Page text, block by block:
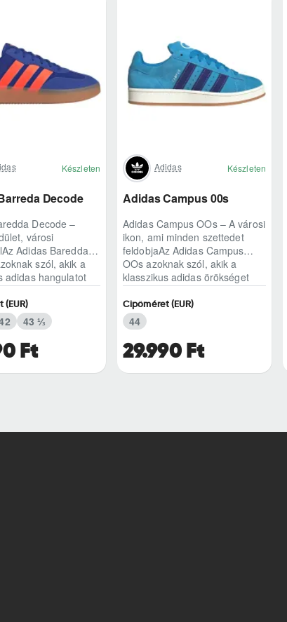
Készleten
Decode
Decode –
városi
Adidas Baredda
szól, akik a
adidas hangulatot
..
Ft
(EUR)
43 ⅓
Adidas Készleten
Adidas Campus 00s
Adidas Campus OOs – A városi
ikon, ami minden szettedet
feldobjaAz Adidas Campus
OOs azoknak szól, akik a
klasszikus adidas örökséget
modern, kétezres..
29.990 Ft
Cipőméret (EUR)
44